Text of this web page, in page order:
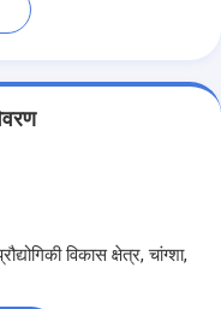
विकास क्षेत्र, चांग्शा,